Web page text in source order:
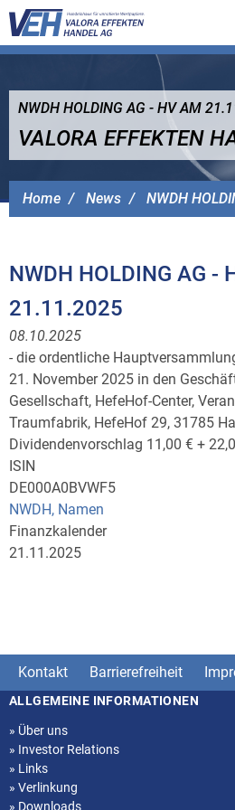
Home News NWDH
NWDH HOLDING AG - HV AM
VALORA EFFEKTEN
NWDH HOLDING AG -
21.11.2025
08.10.2025
- die ordentliche
21. November 2025 in den
Gesellschaft, HefeHof-Center,
Traumfabrik, HefeHof 29, 31785
Dividendenvorschlag 11,00 € +
ISIN
DE000A0BVWF5
NWDH, Namen
Finanzkalender
21.11.2025
Kontakt Barrierefreiheit
Seitenstruktur
ALLGEMEINE INFORMATIONEN
» Über uns
» Investor Relations
» Links
» Verlinkung
» Downloads